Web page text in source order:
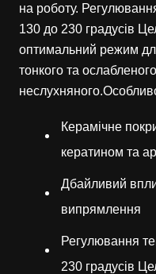
на роботу.
130 до 230 градусів
оптимальний режим
тонкого та
Керамічне
кератином та
Дбайливий
випрямлення
Регулювання
230 градусів